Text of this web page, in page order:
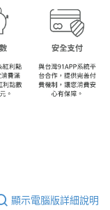
顯示電腦版詳細說明